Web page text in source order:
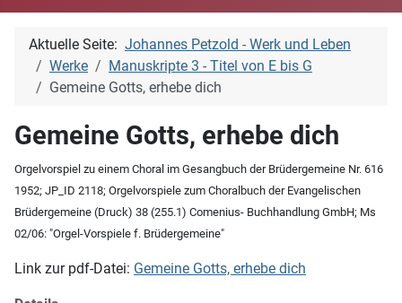
Aktuelle Seite: Johannes Petzold - Werk und Leben
Werke
Manuskripte 3 - Titel von E bis G
Gemeine Gotts, erhebe dich
Gemeine Gotts, erhebe dich
Orgelvorspiel zu einem Choral im Gesangbuch der Brüdergemeine Nr. 616
1952; JP_ID 2118; Orgelvorspiele zum Choralbuch der Evangelischen
Brüdergemeine (Druck) 38 (255.1) Comenius- Buchhandlung GmbH; Ms
02/06: "Orgel-Vorspiele f. Brüdergemeine"
Link zur pdf-Datei: Gemeine Gotts, erhebe dich